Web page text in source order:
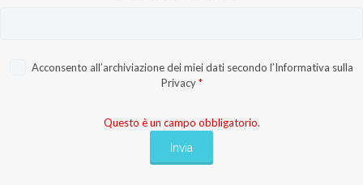
Acconsento all’archiviazione dei miei dati secondo l’Informativa sulla
Privacy *
Questo è un campo obbligatorio.